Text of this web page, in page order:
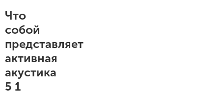
Что
собой
представляет
активная
акустика
5 1